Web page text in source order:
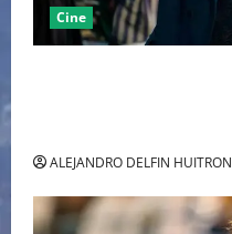
Cine
ALEJANDRO DELFIN HUITRON